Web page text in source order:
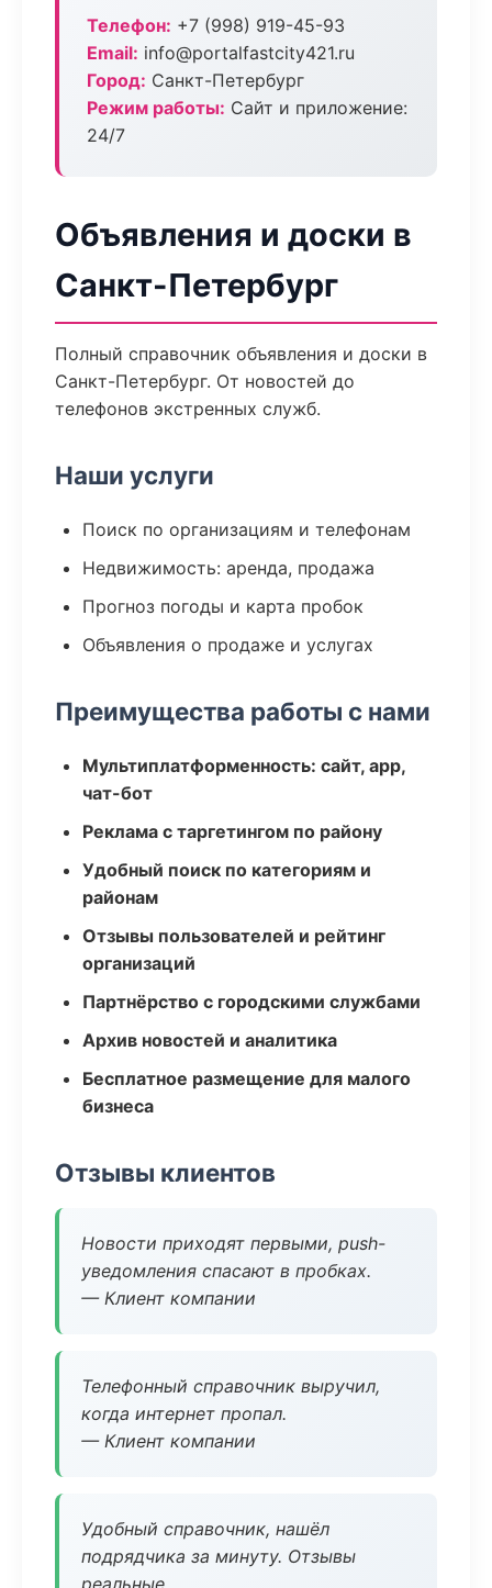
Телефон: +7 (998) 919-45-93
Email: info@portalfastcity421.ru
Город: Санкт-Петербург
Режим работы: Сайт и приложение:
24/7
Объявления и доски в
Санкт-Петербург
Полный справочник объявления и доски в
Санкт-Петербург. От новостей до
телефонов экстренных служб.
Наши услуги
Поиск по организациям и телефонам
Недвижимость: аренда, продажа
Прогноз погоды и карта пробок
Объявления о продаже и услугах
Преимущества работы с нами
Мультиплатформенность: сайт, app,
чат-бот
Реклама с таргетингом по району
Удобный поиск по категориям и
районам
Отзывы пользователей и рейтинг
организаций
Партнёрство с городскими службами
Архив новостей и аналитика
Бесплатное размещение для малого
бизнеса
Отзывы клиентов
Новости приходят первыми, push-
уведомления спасают в пробках.
— Клиент компании
Телефонный справочник выручил,
когда интернет пропал.
— Клиент компании
Удобный справочник, нашёл
подрядчика за минуту. Отзывы
реальные.